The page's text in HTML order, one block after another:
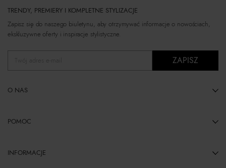
TRENDY, PREMIERY I KOMPLETNE STYLIZACJE
Zapisz się do naszego biuletynu, aby otrzymywać informacje o nowościach,
ekskluzywne oferty i inspiracje stylistyczne.
ZAPISZ
O NAS
POMOC
INFORMACJE